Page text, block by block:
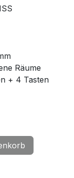
Räume
+ 4 Tasten